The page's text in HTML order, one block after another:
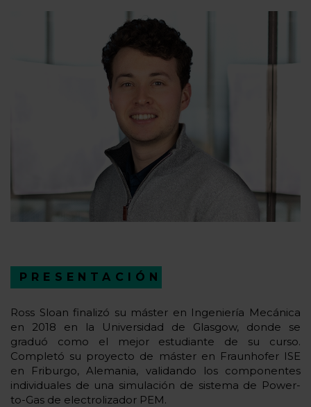
PRESENTACIÓN
Ross Sloan finalizó su máster en Ingeniería Mecánica
en 2018 en la Universidad de Glasgow, donde se
graduó como el mejor estudiante de su curso.
Completó su proyecto de máster en Fraunhofer ISE
en Friburgo, Alemania, validando los componentes
individuales de una simulación de sistema de Power-
to-Gas de electrolizador PEM.